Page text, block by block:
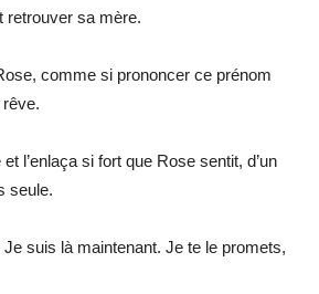
retrouver sa mère.
comme si prononcer ce prénom
rêve.
l’enlaça si fort que Rose sentit, d’un
seule.
suis là maintenant. Je te le promets,